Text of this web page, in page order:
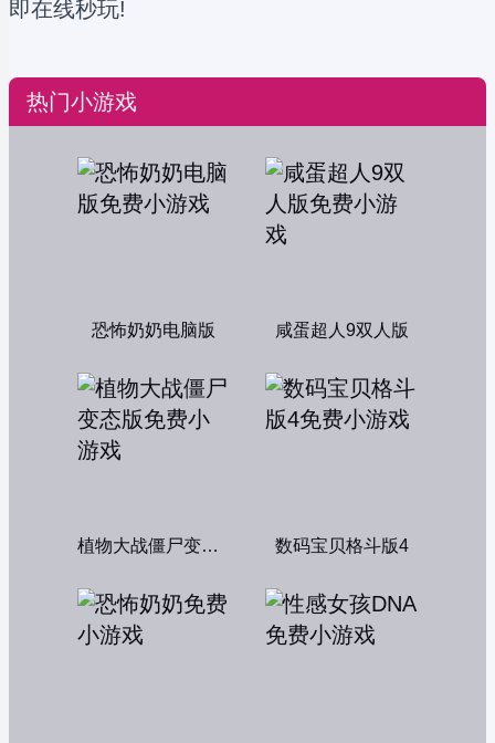
即在线秒玩!
热门小游戏
恐怖奶奶电脑版 咸蛋超人9双人版
植物大战僵尸变态版 数码宝贝格斗版4